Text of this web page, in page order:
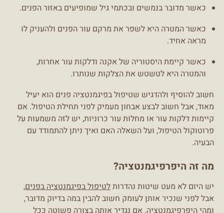
כאשר מדובר בנמשים ובכתמי גיל שמופיעים באזור הפנים.
כאשר המטרה היא לשפר את מרקם עור הפנים ולהעניק לו
מראה אחיד.
כאשר קיימת היסטוריה של אקנה ודלקות עור אחרות,
והמטרה היא לטשטש את הצלקות שנותרו.
חשוב להוסיף ולהדגיש שטיפול בפיגמנטציה פנים הוא יעיל
מאוד, אבל חשוב לבצע אבחון מעמיק לפני תחילת הטיפול. אם
קיימות דלקות עור או מחלות עור כרוניות, יש לזה משמעות על
פרוטוקול הטיפול, ועל השאלה האם ואיך ניתן להתמודד עם
הבעיה.
מה זה היפרפיגמנטציה?
יש היום לא מעט שיטות נהדרותלטיפול בפיגמנטציה בפנים,
אבל לפני שנכיר אותן לעומק חשוב להבין במה בדיוק מדובר,
ומהי היפרפיגמנטציה. אם נגדיר אותה בצורה פשוטה ככל